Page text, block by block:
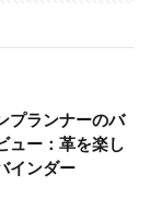
プランナーのバ
ュー：革を楽し
インダー